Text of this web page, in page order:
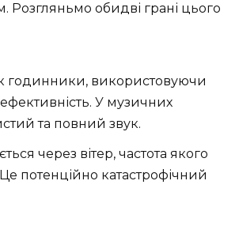
обидві грані цього
годинники, використовуючи
У музичних
та повний звук.
через вітер, частота якого
потенційно катастрофічний